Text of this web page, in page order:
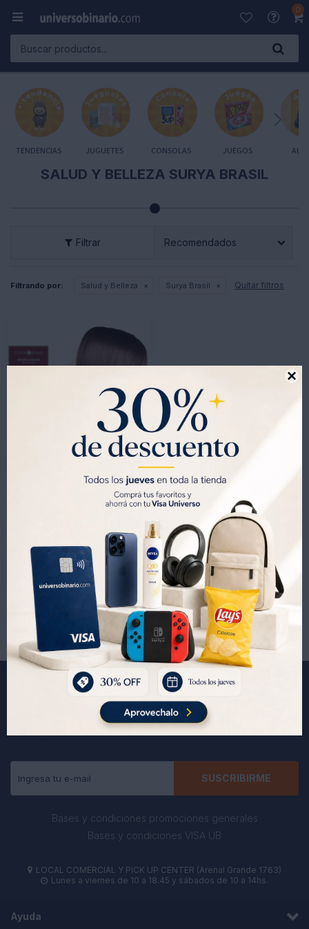

0

TENDENCIAS JUGUETES CONSOLAS JUEGOS
SALUD Y BELLEZA SURYA BRASIL
Recomendados
Filtrando por: Salud y Belleza Surya Brasil Quitar filtros
UYU
- +
Suscríbete a nuestra newsletter
SUSCRIBIRME
Bases y condiciones promociones generales
Bases y condiciones VISA UB
 LOCAL COMERCIAL Y PICK UP CENTER (Arenal Grande 1763)
 Lunes a viernes de 10 a 18.45 y sábados de 10 a 14hs.
Ayuda